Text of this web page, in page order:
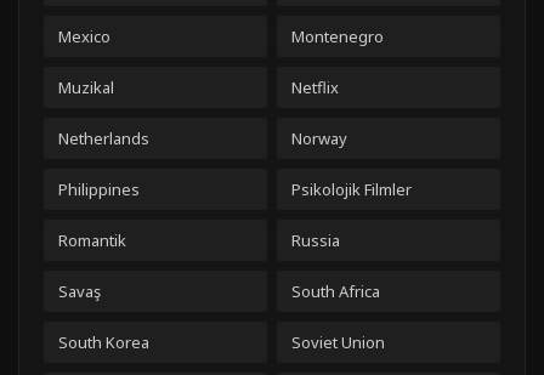
Mexico Montenegro
Muzikal Netflix
Netherlands Norway
Philippines Psikolojik Filmler
Romantik Russia
Savaş South Africa
South Korea Soviet Union